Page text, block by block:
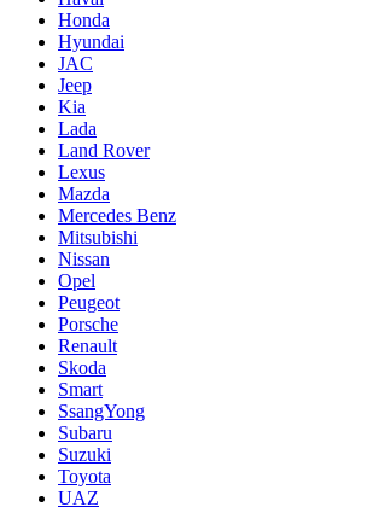
Honda
Hyundai
JAC
Jeep
Kia
Lada
Land Rover
Lexus
Mazda
Mercedes Benz
Mitsubishi
Nissan
Opel
Peugeot
Porsche
Renault
Skoda
Smart
SsangYong
Subaru
Suzuki
Toyota
UAZ